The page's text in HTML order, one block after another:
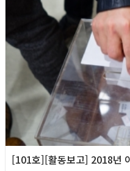
[101호][활동보고] 2018년